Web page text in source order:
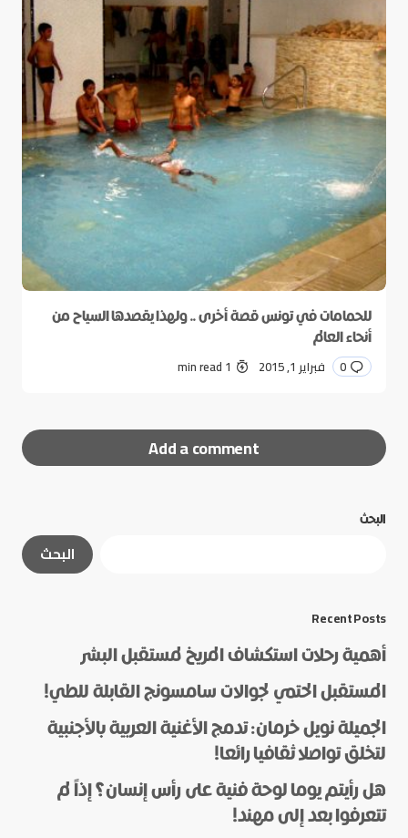
للحمامات في تونس قصة أخرى .. ولهذا يقصدها السياح من
أنحاء العالم
0 فبراير 1, 2015 1 min read
Add a comment
الحقول الإلزامية
Name
*
البحث
البحث
Recent Posts
أهمية رحلات استكشاف المريخ لمستقبل البشر
المستقبل الحتمي لجوالات سامسونج القابلة للطي!
الجميلة نويل خرمان: تدمج الأغنية العربية بالأجنبية
لتخلق تواصلا ثقافيا رائعا!
هل رأيتم يوما لوحة فنية على رأس إنسان؟ إذاً لم
تتعرفوا بعد إلى مهند!